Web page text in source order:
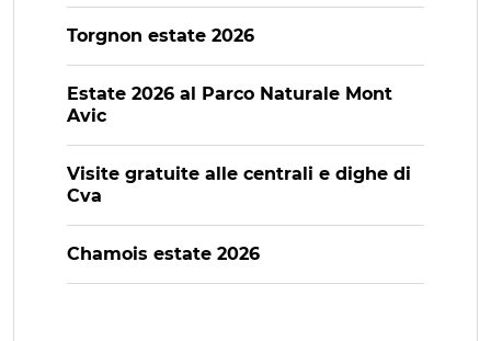
Torgnon estate 2026
Estate 2026 al Parco Naturale Mont
Avic
Visite gratuite alle centrali e dighe di
Cva
Chamois estate 2026